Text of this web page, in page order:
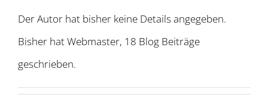
Der Autor hat bisher keine Details angegeben.
Bisher hat Webmaster, 18 Blog Beiträge
geschrieben.